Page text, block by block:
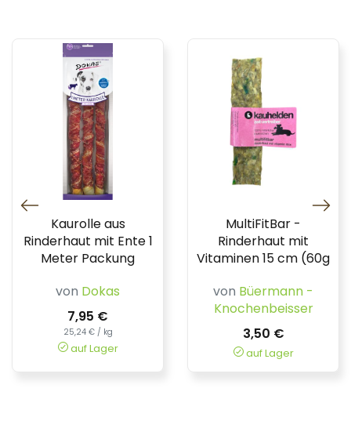
Kaurolle aus
Rinderhaut mit Ente 1
Meter Packung
von Dokas
7,95 €
25,24 € / kg
auf Lager
MultiFitBar -
Rinderhaut mit
Vitaminen 15 cm (60g
von Büermann -
Knochenbeisser
3,50 €
auf Lager